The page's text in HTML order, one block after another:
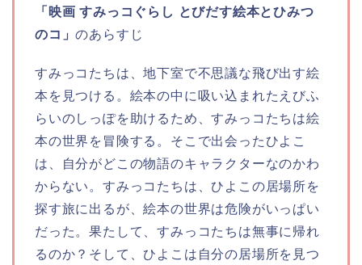
「映画 すみっコぐらし とびだす絵本とひみつ
のコ」のあらすじ
すみっコたちは、地下室で不思議な飛び出す絵
本を見つける。絵本の中に吸い込まれたえびふ
らいのしっぽを助けるため、すみっコたちは絵
本の世界を冒険する。そこで出会ったひよこ
は、自分がどこの物語のキャラクターなのかわ
からない。すみっコたちは、ひよこの居場所を
探す旅に出るが、絵本の世界は危険がいっぱい
だった。果たして、すみっコたちは無事に帰れ
るのか？そして、ひよこは自分の居場所を見つ